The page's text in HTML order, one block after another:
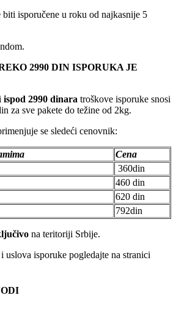
isporučene u roku od najkasnije 5
2990 DIN ISPORUKA JE
ispod 2990 dinara troškove isporuke snosi
za sve pakete do težine od 2kg.
se sledeći cenovnik:
Cena
360din
460 din
620 din
792din
na teritoriji Srbije.
uslova isporuke pogledajte na stranici